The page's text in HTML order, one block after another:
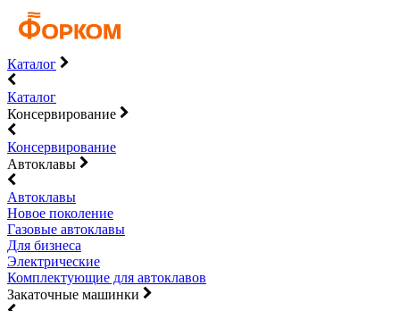
Каталог
Каталог
Консервирование
Консервирование
Автоклавы
Автоклавы
Новое поколение
Газовые автоклавы
Для бизнеса
Электрические
Комплектующие для автоклавов
Закаточные машинки